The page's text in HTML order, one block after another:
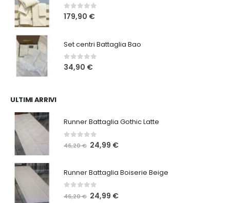
220,00 €.
0Su 5
179,90 €
Set centri Battaglia Bao
0 Su 5
34,90 €
ULTIMI ARRIVI
Runner Battaglia Gothic Latte
46,20€ Il
era:
46,20 €.
24,99 €Il
è:
Runner Battaglia Boiserie Beige
46,20€ Il24,99 €Il